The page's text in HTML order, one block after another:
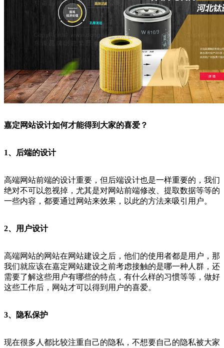
嘉定网站设计如何才能得到大家的喜爱？
1、后端的设计
高端网站前端的设计重要，但后端设计也是一样重要的，我们
绝对不可以忽视掉，尤其是对网站前端修改、提取数据等等的
一些内容，都要通过网站来效果，以此的方法来吸引用户。
2、用户设计
高端网站的网站在网站建设之后，他们的使用者都是用户，那
我们就应该在嘉定网站建设之前考虑接触的是哪一种人群，还
需要了解这些用户有哪些的特点，有什么样的习惯等等，做好
这些工作后，网站才可以得到用户的喜爱。
3、隐私保护
现在很多人都比较注重自己的隐私，不想要自己的隐私被大家